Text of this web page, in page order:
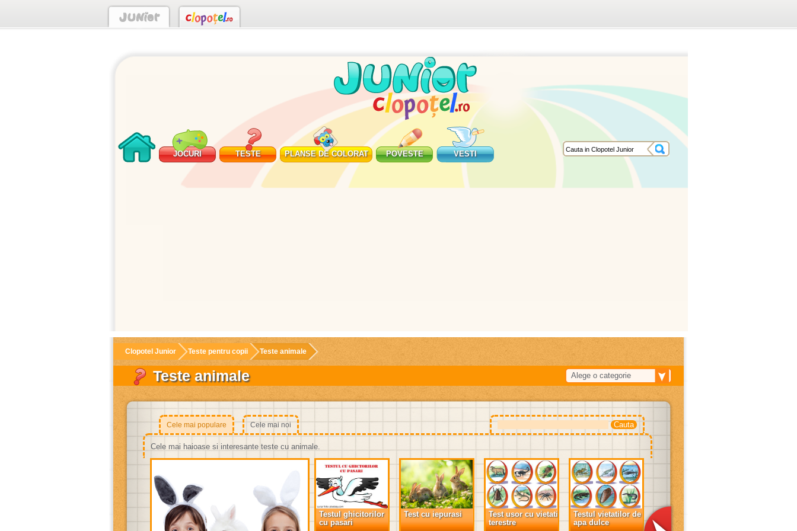
JOCURI TESTE PLANSE DE COLORAT POVESTE VESTI
Clopotel Junior Teste pentru copii Teste animale
Teste animale Alege o categorie
Cele mai populare Cele mai noi
Cele mai haioase si interesante teste cu animale.
Testul ghicitorilor
cu pasari
Test cu iepurasi
Test usor cu vietati
terestre
Testul vietatilor de
apa dulce